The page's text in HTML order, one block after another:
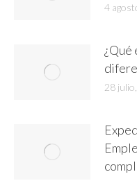
4
¿Qué
28